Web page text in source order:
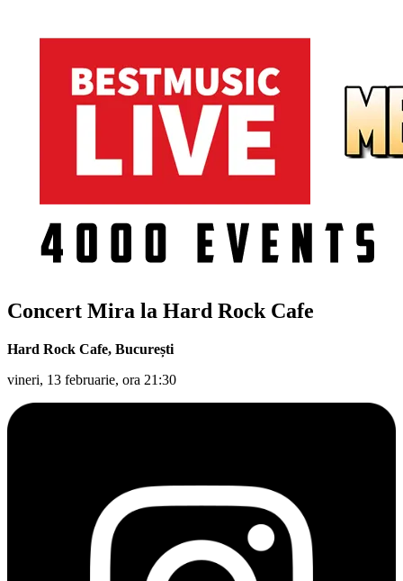
Concert Mira la Hard Rock Cafe
Hard Rock Cafe, București
vineri, 13 februarie, ora 21:30